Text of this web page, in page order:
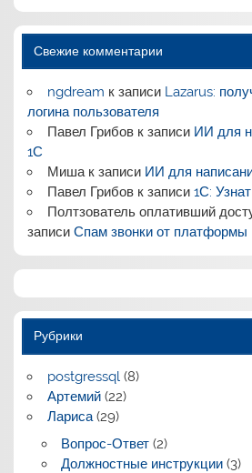
Свежие комментарии
ngdream к записи Lazarus:
логина пользователя
Павел Грибовк записи ИИ для
1С
Мишак записи ИИ для
Павел Грибовк записи 1С:
Полтзователь оплативший
записиСпам звонки от платформы
Рубрики
postgressql(8)
Артемий(22)
Лариса(29)
Вопрос-Ответ(2)
Должностные инструкции(3)